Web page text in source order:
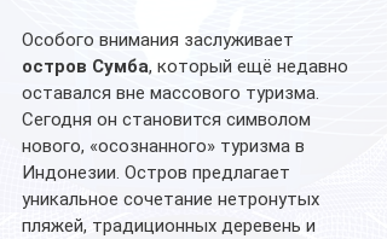
Особого внимания заслуживает
остров Сумба, который ещё недавно
оставался вне массового туризма.
Сегодня он становится символом
нового, «осознанного» туризма в
Индонезии. Остров предлагает
уникальное сочетание нетронутых
пляжей, традиционных деревень и